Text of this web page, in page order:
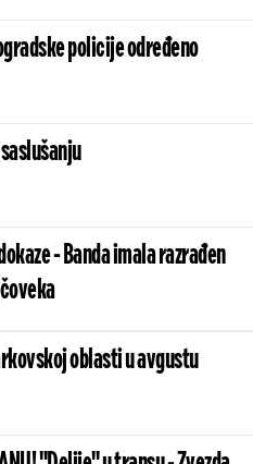
policije određeno
- Banda imala razrađen
oblasti u avgustu